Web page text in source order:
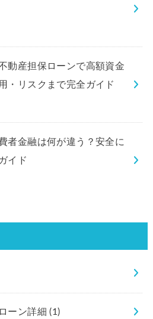
動産担保ローンで高額資金
・リスクまで完全ガイド
者金融は何が違う？安全に
イド
ーン詳細(1)